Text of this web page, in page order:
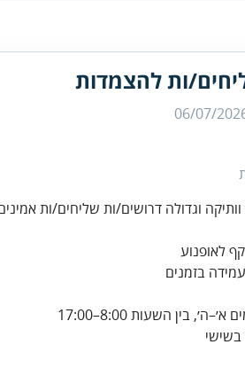
ות להצמדות
06/07/
וגדולה דרושים/ות שליחים/ות
בזמנים